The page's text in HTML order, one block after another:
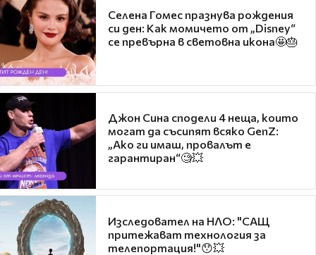
Селена Гомес празнува рождения
си ден: Как момичето от „Disney“
се превърна в световна икона🤩🎂
Джон Сина сподели 4 неща, които
могат да съсипят всяко GenZ:
„Ако ги имаш, провалът е
гарантиран“🧐💥
Изследовател на НЛО: "САЩ
притежават технология за
телепортация!"😯💥